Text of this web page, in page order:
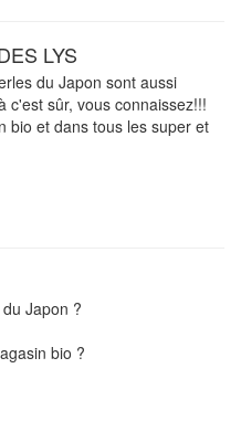
LYS
du Japon sont aussi
c'est sûr, vous connaissez!!!
bio et dans tous les super et
Japon ?
bio ?